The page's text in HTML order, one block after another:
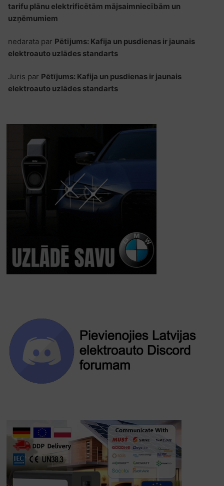
tarifu plānu elektrificētām mājsaimniecībām un
uzņēmumiem
nedarata par Pētījums: Kafija un pusdienas ir jaunais
elektroauto uzlādes standarts
Juris par Pētījums: Kafija un pusdienas ir jaunais
elektroauto uzlādes standarts